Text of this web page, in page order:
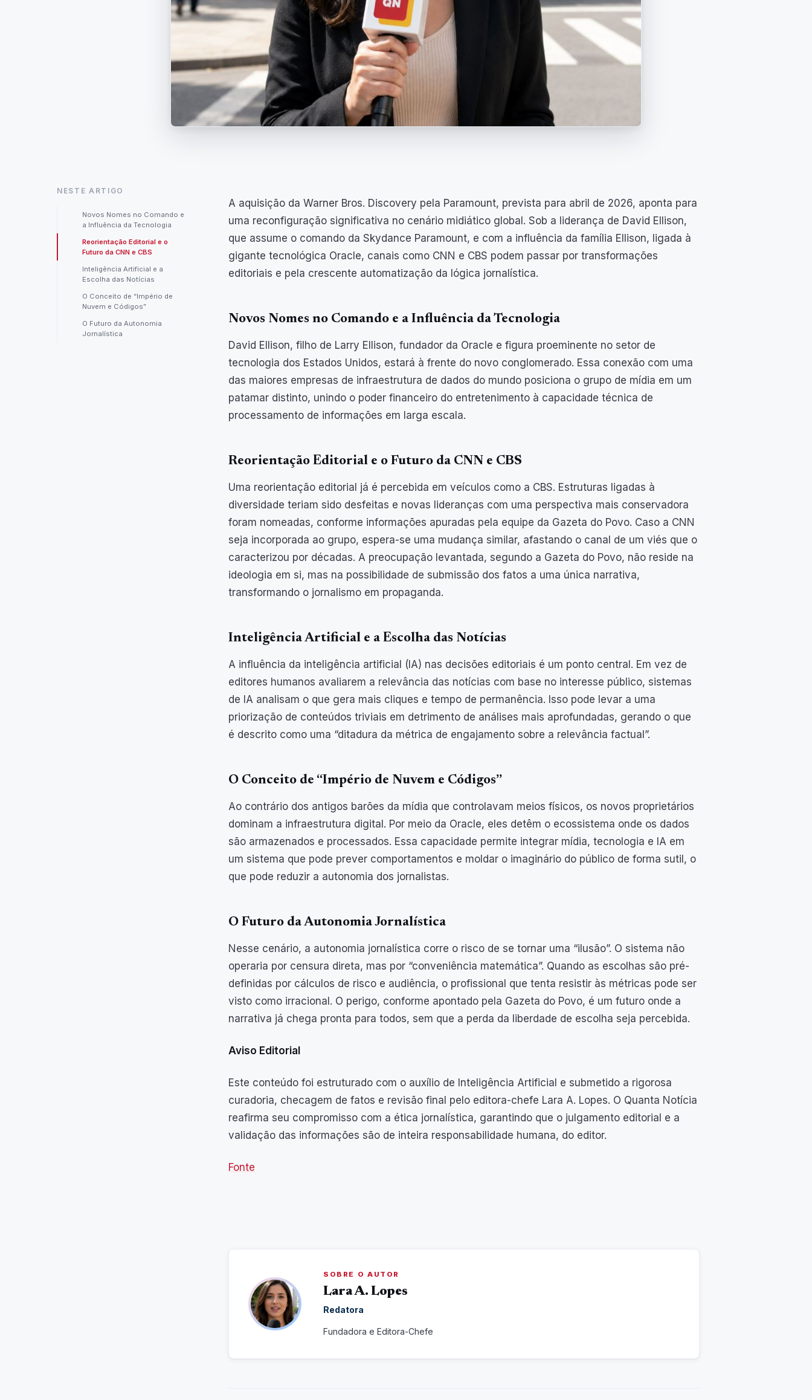
NESTE ARTIGO
Novos Nomes no Comando e
a Influência da Tecnologia
Reorientação Editorial e o
Futuro da CNN e CBS
Inteligência Artificial e a
Escolha das Notícias
O Conceito de “Império de
Nuvem e Códigos”
O Futuro da Autonomia
Jornalística
A aquisição da Warner Bros. Discovery pela Paramount, prevista para abril de 2026, aponta para
uma reconfiguração significativa no cenário midiático global. Sob a liderança de David Ellison,
que assume o comando da Skydance Paramount, e com a influência da família Ellison, ligada à
gigante tecnológica Oracle, canais como CNN e CBS podem passar por transformações
editoriais e pela crescente automatização da lógica jornalística.
Novos Nomes no Comando e a Influência da Tecnologia
David Ellison, filho de Larry Ellison, fundador da Oracle e figura proeminente no setor de
tecnologia dos Estados Unidos, estará à frente do novo conglomerado. Essa conexão com uma
das maiores empresas de infraestrutura de dados do mundo posiciona o grupo de mídia em um
patamar distinto, unindo o poder financeiro do entretenimento à capacidade técnica de
processamento de informações em larga escala.
Reorientação Editorial e o Futuro da CNN e CBS
Uma reorientação editorial já é percebida em veículos como a CBS. Estruturas ligadas à
diversidade teriam sido desfeitas e novas lideranças com uma perspectiva mais conservadora
foram nomeadas, conforme informações apuradas pela equipe da Gazeta do Povo. Caso a CNN
seja incorporada ao grupo, espera-se uma mudança similar, afastando o canal de um viés que o
caracterizou por décadas. A preocupação levantada, segundo a Gazeta do Povo, não reside na
ideologia em si, mas na possibilidade de submissão dos fatos a uma única narrativa,
transformando o jornalismo em propaganda.
Inteligência Artificial e a Escolha das Notícias
A influência da inteligência artificial (IA) nas decisões editoriais é um ponto central. Em vez de
editores humanos avaliarem a relevância das notícias com base no interesse público, sistemas
de IA analisam o que gera mais cliques e tempo de permanência. Isso pode levar a uma
priorização de conteúdos triviais em detrimento de análises mais aprofundadas, gerando o que
é descrito como uma “ditadura da métrica de engajamento sobre a relevância factual”.
O Conceito de “Império de Nuvem e Códigos”
Ao contrário dos antigos barões da mídia que controlavam meios físicos, os novos proprietários
dominam a infraestrutura digital. Por meio da Oracle, eles detêm o ecossistema onde os dados
são armazenados e processados. Essa capacidade permite integrar mídia, tecnologia e IA em
um sistema que pode prever comportamentos e moldar o imaginário do público de forma sutil, o
que pode reduzir a autonomia dos jornalistas.
O Futuro da Autonomia Jornalística
Nesse cenário, a autonomia jornalística corre o risco de se tornar uma “ilusão”. O sistema não
operaria por censura direta, mas por “conveniência matemática”. Quando as escolhas são pré-
definidas por cálculos de risco e audiência, o profissional que tenta resistir às métricas pode ser
visto como irracional. O perigo, conforme apontado pela Gazeta do Povo, é um futuro onde a
narrativa já chega pronta para todos, sem que a perda da liberdade de escolha seja percebida.
Aviso Editorial
Este conteúdo foi estruturado com o auxílio de Inteligência Artificial e submetido a rigorosa
curadoria, checagem de fatos e revisão final pelo editora-chefe Lara A. Lopes. O Quanta Notícia
reafirma seu compromisso com a ética jornalística, garantindo que o julgamento editorial e a
validação das informações são de inteira responsabilidade humana, do editor.
Fonte
SOBRE O AUTOR
Lara A. Lopes
Redatora
Fundadora e Editora-Chefe